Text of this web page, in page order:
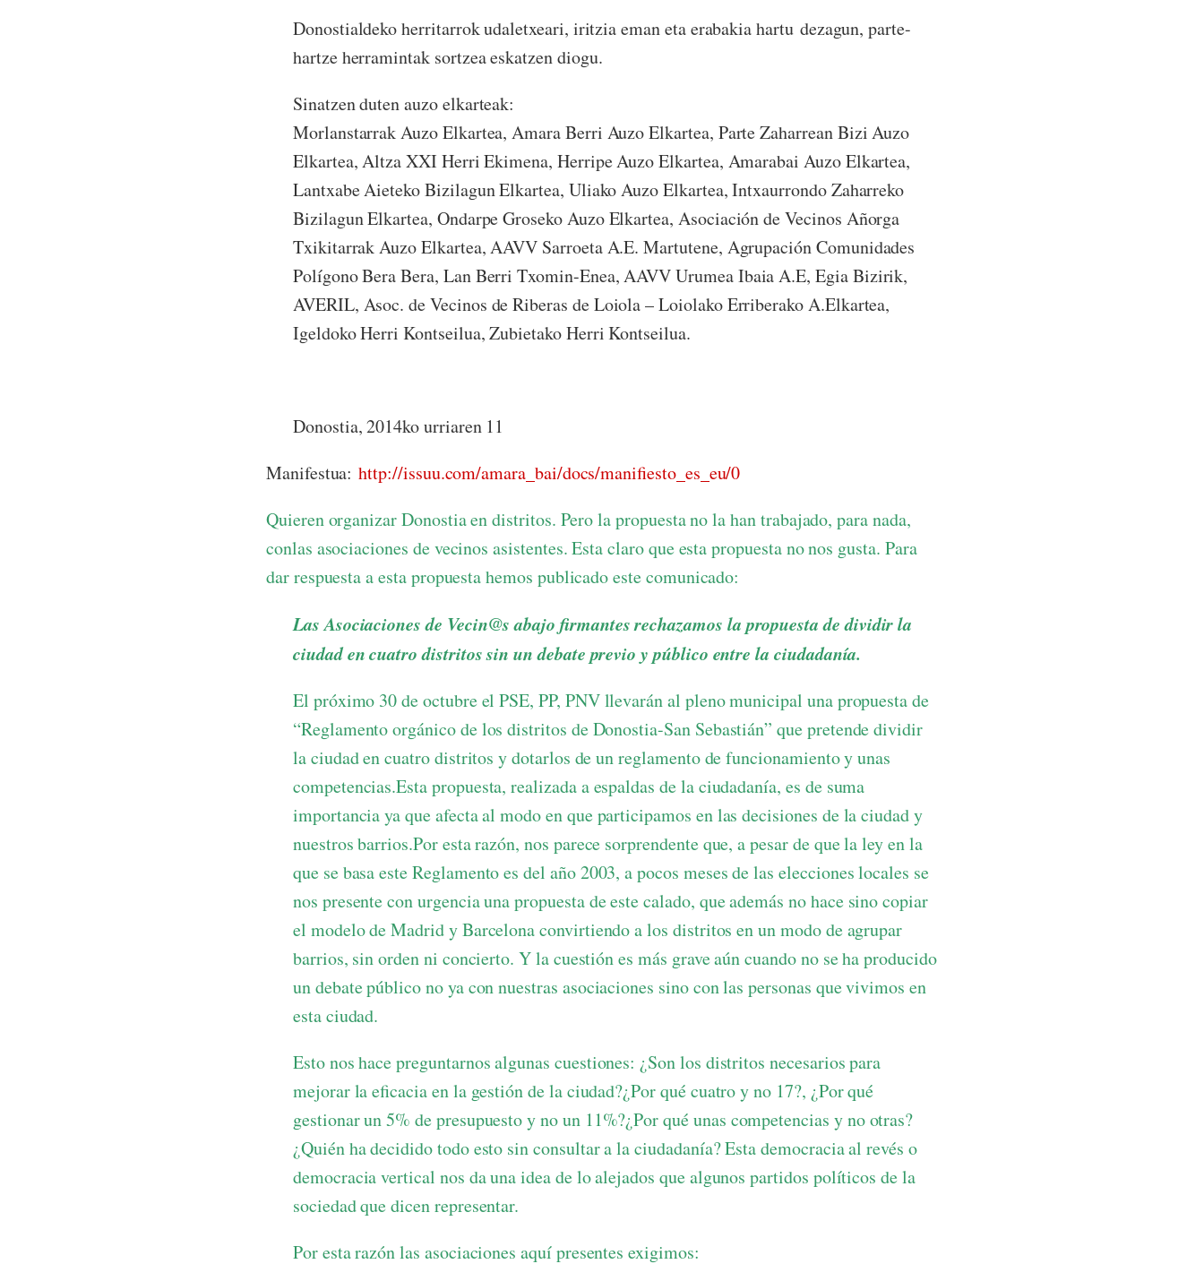
Donostialdeko herritarrok udaletxeari, iritzia eman eta erabakia hartu dezagun, parte-
hartze herramintak sortzea eskatzen diogu.
Sinatzen duten auzo elkarteak:
Morlanstarrak Auzo Elkartea, Amara Berri Auzo Elkartea, Parte Zaharrean Bizi Auzo
Elkartea, Altza XXI Herri Ekimena, Herripe Auzo Elkartea, Amarabai Auzo Elkartea,
Lantxabe Aieteko Bizilagun Elkartea, Uliako Auzo Elkartea, Intxaurrondo Zaharreko
Bizilagun Elkartea, Ondarpe Groseko Auzo Elkartea, Asociación de Vecinos Añorga
Txikitarrak Auzo Elkartea, AAVV Sarroeta A.E. Martutene, Agrupación Comunidades
Polígono Bera Bera, Lan Berri Txomin-Enea, AAVV Urumea Ibaia A.E, Egia Bizirik,
AVERIL, Asoc. de Vecinos de Riberas de Loiola – Loiolako Erriberako A.Elkartea,
Igeldoko Herri Kontseilua, Zubietako Herri Kontseilua.
Donostia, 2014ko urriaren 11
Manifestua:http://issuu.com/amara_bai/docs/manifiesto_es_eu/0
Quieren organizar Donostia en distritos. Pero la propuesta no la han trabajado, para nada,
conlas asociaciones de vecinos asistentes. Esta claro que esta propuesta no nos gusta. Para
dar respuesta a esta propuesta hemos publicado este comunicado:
Las Asociaciones de Vecin@s abajo firmantes rechazamos la propuesta de dividir la
ciudad en cuatro distritos sin un debate previo y público entre la ciudadanía.
El próximo 30 de octubre el PSE, PP, PNV llevarán al pleno municipal una propuesta de
“Reglamento orgánico de los distritos de Donostia-San Sebastián” que pretende dividir
la ciudad en cuatro distritos y dotarlos de un reglamento de funcionamiento y unas
competencias.Esta propuesta, realizada a espaldas de la ciudadanía, es de suma
importancia ya que afecta al modo en que participamos en las decisiones de la ciudad y
nuestros barrios.Por esta razón, nos parece sorprendente que, a pesar de que la ley en la
que se basa este Reglamento es del año 2003, a pocos meses de las elecciones locales se
nos presente con urgencia una propuesta de este calado, que además no hace sino copiar
el modelo de Madrid y Barcelona convirtiendo a los distritos en un modo de agrupar
barrios, sin orden ni concierto. Y la cuestión es más grave aún cuando no se ha producido
un debate público no ya con nuestras asociaciones sino con las personas que vivimos en
esta ciudad.
Esto nos hace preguntarnos algunas cuestiones: ¿Son los distritos necesarios para
mejorar la eficacia en la gestión de la ciudad?¿Por qué cuatro y no 17?, ¿Por qué
gestionar un 5% de presupuesto y no un 11%?¿Por qué unas competencias y no otras?
¿Quién ha decidido todo esto sin consultar a la ciudadanía? Esta democracia al revés o
democracia vertical nos da una idea de lo alejados que algunos partidos políticos de la
sociedad que dicen representar.
Por esta razón las asociaciones aquí presentes exigimos: